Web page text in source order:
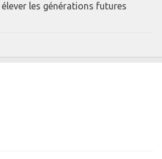
les générations futures